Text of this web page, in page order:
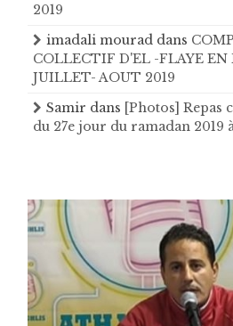
2019
imadali mourad dans
COLLECTIF D'EL -FLAYE EN
JUILLET- AOUT 2019
Samir dans [Photos] Repas
du 27e jour du ramadan 2019